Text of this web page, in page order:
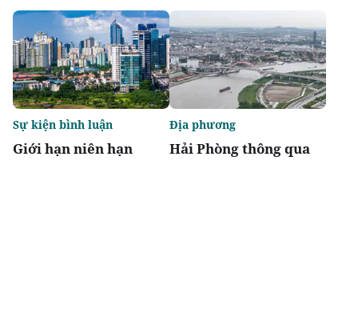
Giới hạn niên hạn
Sự kiện bình luận
Hải Phòng thông qua
Địa phương